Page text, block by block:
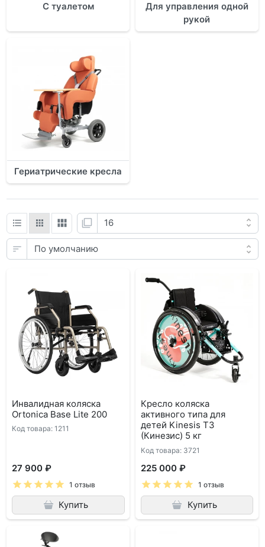
С туалетом
Для управления одной
рукой
Гериатрические кресла
Инвалидная коляска
Ortonica Base Lite 200
Код товара: 1211
27 900 ₽
1 отзыв
Купить
Кресло коляска
активного типа для
детей Kinesis T3
(Кинезис) 5 кг
Код товара: 3721
225 000 ₽
1 отзыв
Купить